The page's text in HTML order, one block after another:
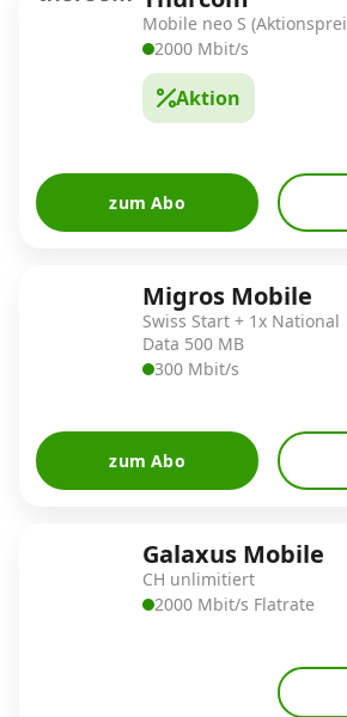
Mobile neo S
2000 Mbit/s
Aktion
zum Abo
Migros Mobile
Swiss Start + 1x National
Data 500 MB
300 Mbit/s
zum Abo
Galaxus Mobile
CH unlimitiert
2000 Mbit/s Flatrate